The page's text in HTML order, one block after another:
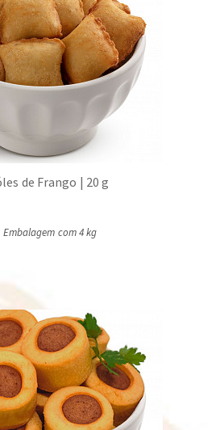
de Frango | 20 g
Embalagem com 4 kg